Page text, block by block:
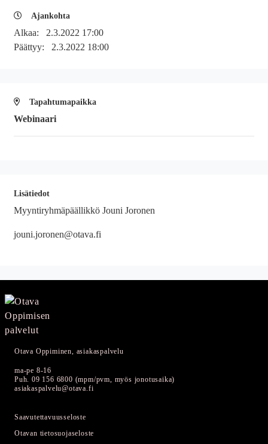
Ajankohta
Alkaa: 2.3.2022 17:00
Päättyy: 2.3.2022 18:00
Tapahtumapaikka
Webinaari
Lisätiedot
Myyntiryhmäpäällikkö Jouni Joronen
jouni.joronen@otava.fi
Otava Oppiminen, asiakaspalvelu
ma-pe 8-16
Puh. 09 156 6800 (mpm/pvm, myös jonotusaika)
asiakaspalvelu@otava.fi
Saavutettavuusseloste
Otavan tietosuojaseloste